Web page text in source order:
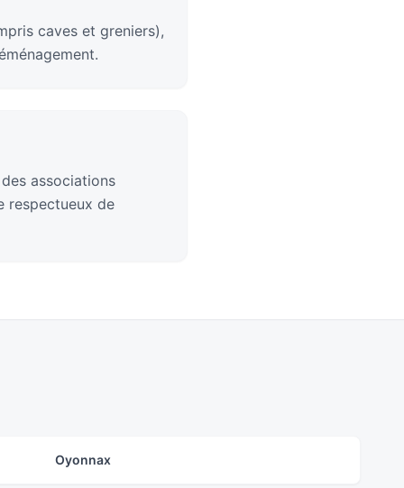
caves et greniers),
associations
respectueux de
Oyonnax